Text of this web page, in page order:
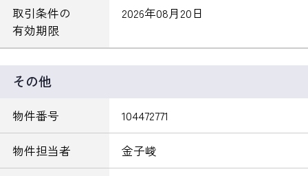
取引条件の
有効期限
2026年08月20日
その他
物件番号 104472771
物件担当者 金子峻